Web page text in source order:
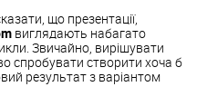
що презентації,
виглядають набагато
Звичайно, вирішувати
спробувати створити хоча б
результат з варіантом